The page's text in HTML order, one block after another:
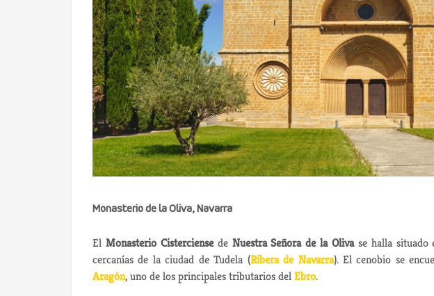
Monasterio de la Oliva, Navarra
El Monasterio Cisterciensede Nuestra Señora de la Olivase halla situado
cercanías de la ciudad de Tudela (Ribera de Navarra). El cenobio se
Aragón, uno de los principales tributarios delEbro.